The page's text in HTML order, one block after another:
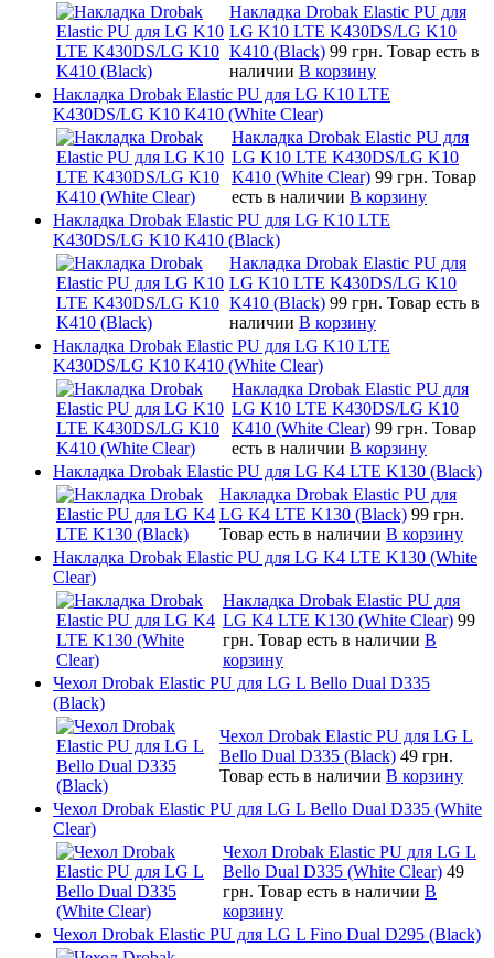
Накладка Drobak Elastic PU для
LG K10 LTE K430DS/LG K10
K410 (Black) 99 грн. Товар есть в
наличии В корзину
Накладка Drobak Elastic PU для LG K10 LTE
K430DS/LG K10 K410 (White Clear)
Накладка Drobak Elastic PU для
LG K10 LTE K430DS/LG K10
K410 (White Clear) 99 грн. Товар
есть в наличии В корзину
Накладка Drobak Elastic PU для LG K10 LTE
K430DS/LG K10 K410 (Black)
Накладка Drobak Elastic PU для
LG K10 LTE K430DS/LG K10
K410 (Black) 99 грн. Товар есть в
наличии В корзину
Накладка Drobak Elastic PU для LG K10 LTE
K430DS/LG K10 K410 (White Clear)
Накладка Drobak Elastic PU для
LG K10 LTE K430DS/LG K10
K410 (White Clear) 99 грн. Товар
есть в наличии В корзину
Накладка Drobak Elastic PU для LG K4 LTE K130 (Black)
Накладка Drobak Elastic PU для
LG K4 LTE K130 (Black) 99 грн.
Товар есть в наличии В корзину
Накладка Drobak Elastic PU для LG K4 LTE K130 (White
Clear)
Накладка Drobak Elastic PU для
LG K4 LTE K130 (White Clear) 99
грн. Товар есть в наличии В
корзину
Чехол Drobak Elastic PU для LG L Bello Dual D335
(Black)
Чехол Drobak Elastic PU для LG L
Bello Dual D335 (Black) 49 грн.
Товар есть в наличии В корзину
Чехол Drobak Elastic PU для LG L Bello Dual D335 (White
Clear)
Чехол Drobak Elastic PU для LG L
Bello Dual D335 (White Clear) 49
грн. Товар есть в наличии В
корзину
Чехол Drobak Elastic PU для LG L Fino Dual D295 (Black)